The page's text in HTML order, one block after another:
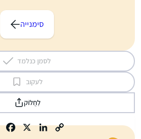
סימנייה
לסמן כנלמד
לעקוב
לַחֲלוֹק